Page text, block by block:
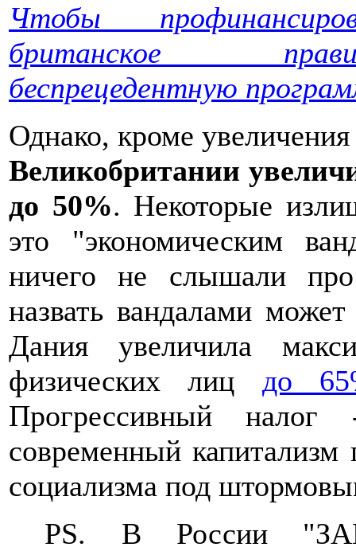
Чтобы
британское
беспрецедентную
Однако, кроме
Великобритании
до 50%. Некоторые
это "экономическим
ничего не слышали
назвать вандалами
Дания увеличила
физических лиц до
Прогрессивный
современный капитализм
социализма под
PS. В России